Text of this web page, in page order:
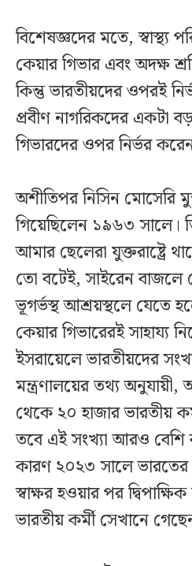
বিশেষজ্ঞদের মতে, স্বাস্থ্য
কেয়ার গিভার এবং অদক্ষ
কিন্তু ভারতীয়দের ওপরই
প্রবীণ নাগরিকদের একটা
গিভারদের ওপর নির্ভর
অশীতিপর নিসিন মোসেরি
গিয়েছিলেন ১৯৬৩ সালে।
আমার ছেলেরা যুক্তরাষ্ট্রে
তো বটেই, সাইরেন বাজলে
ভূগর্ভস্থ আশ্রয়স্থলে যেতে
কেয়ার গিভারেরই সাহায্য
ইসরায়েলে ভারতীয়দের
মন্ত্রণালয়ের তথ্য
থেকে ২০ হাজার ভারতীয়
তবে এই সংখ্যা আরও
কারণ ২০২৩ সালে ভারতের
স্বাক্ষর হওয়ার পর
ভারতীয় কর্মী সেখানে